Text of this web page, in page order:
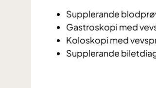
Supplerande
Gastroskopi med
Koloskopi med
Supplerande